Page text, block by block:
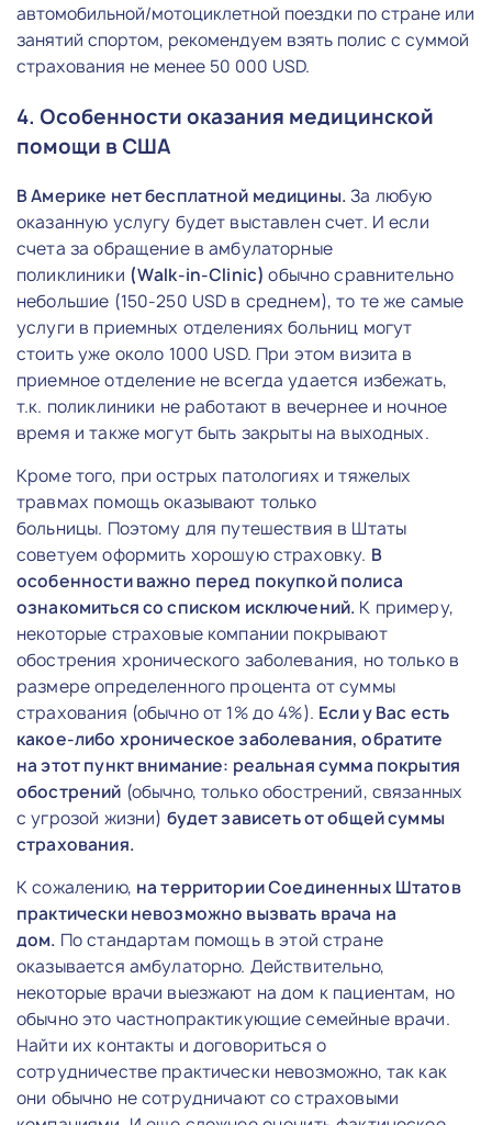
автомобильной/мотоциклетной поездки по стране или
занятий спортом, рекомендуем взять полис с суммой
страхования не менее 50 000 USD.
4. Особенности оказания медицинской
помощи в США
В Америке нет бесплатной медицины. За любую
оказанную услугу будет выставлен счет. И если
счета за обращение в амбулаторные
поликлиники (Walk-in-Clinic)обычно сравнительно
небольшие (150-250 USD в среднем), то те же самые
услуги в приемных отделениях больниц могут
стоить уже около 1000 USD. При этом визита в
приемное отделение не всегда удается избежать,
т.к. поликлиники не работают в вечернее и ночное
время и также могут быть закрыты на выходных.
Кроме того, при острых патологиях и тяжелых
травмах помощь оказывают только
больницы. Поэтому для путешествия в Штаты
советуем оформить хорошую страховку. В
особенности важно перед покупкой полиса
ознакомиться со списком исключений. К примеру,
некоторые страховые компании покрывают
обострения хронического заболевания, но только в
размере определенного процента от суммы
страхования (обычно от 1% до 4%). Если у Вас есть
какое-либо хроническое заболевания, обратите
на этот пункт внимание: реальная сумма покрытия
обострений (обычно, только обострений, связанных
с угрозой жизни) будет зависеть от общей суммы
страхования.
К сожалению, на территории Соединенных Штатов
практически невозможно вызвать врача на
дом. По стандартам помощь в этой стране
оказывается амбулаторно. Действительно,
некоторые врачи выезжают на дом к пациентам, но
обычно это частнопрактикующие семейные врачи.
Найти их контакты и договориться о
сотрудничестве практически невозможно, так как
они обычно не сотрудничают со страховыми